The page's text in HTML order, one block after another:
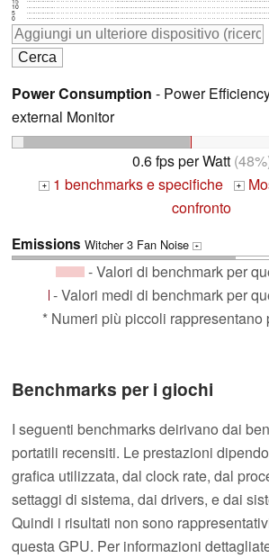
0
5
10
Power Consumption - Power
external Monitor
0.6 fps per Watt
+ 1 benchmarks e specifiche +
confronto
Emissions Witcher 3 Fan Noise +
- Valori di benchmark per
- Valori medi di benchmark per
* Numeri più piccoli
Benchmarks per i giochi
I seguenti benchmarks deirivano dai
portatili recensiti. Le prestazioni
grafica utilizzata, dal clock rate, dal
settaggi di sistema, dai drivers, e dai
Quindi i risultati non sono
questa GPU. Per informazioni